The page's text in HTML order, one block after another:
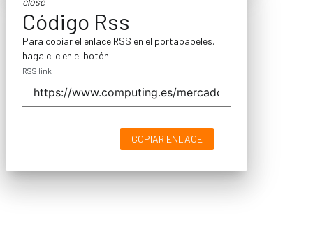
Código Rss
Para copiar el enlace RSS en el portapapeles,
haga clic en el botón.
RSS link
COPIAR ENLACE